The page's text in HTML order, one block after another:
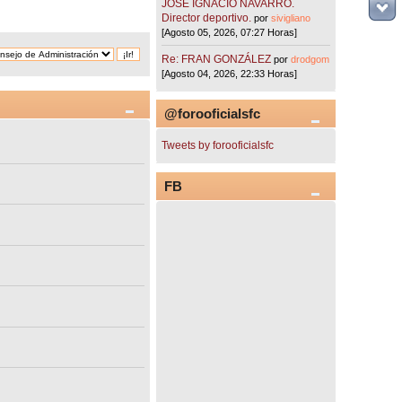
JOSÉ IGNACIO NAVARRO.
Director deportivo. porsivigliano
[Agosto 05, 2026, 07:27 Horas]
Re: FRAN GONZÁLEZ pordrodgom
[Agosto 04, 2026, 22:33 Horas]
@forooficialsfc
Tweets by forooficialsfc
FB